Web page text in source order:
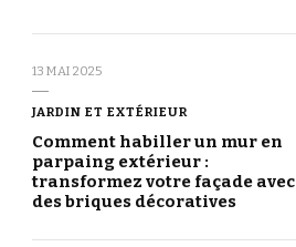
13 MAI 2025
JARDIN ET EXTÉRIEUR
Comment habiller un mur en
parpaing extérieur :
transformez votre façade avec
des briques décoratives